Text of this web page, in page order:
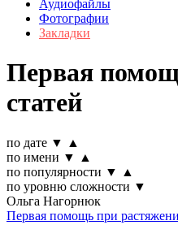
Аудиофайлы
Фотографии
Закладки
Первая
статей
по дате ▼
▲
по имени ▼
▲
по популярности ▼
▲
по уровню сложности ▼
Ольга Нагорнюк
Первая помощь при